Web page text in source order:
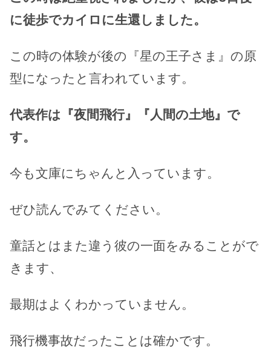
に徒歩でカイロに生還しました。
この時の体験が後の『星の王子さま』の原
型になったと言われています。
代表作は『夜間飛行』『人間の土地』で
す。
今も文庫にちゃんと入っています。
ぜひ読んでみてください。
童話とはまた違う彼の一面をみることがで
きます、
最期はよくわかっていません。
飛行機事故だったことは確かです。